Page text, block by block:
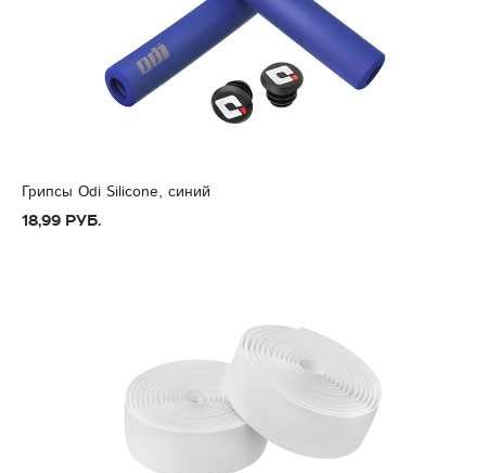
Грипсы Odi Silicone, синий
18,99 руб.